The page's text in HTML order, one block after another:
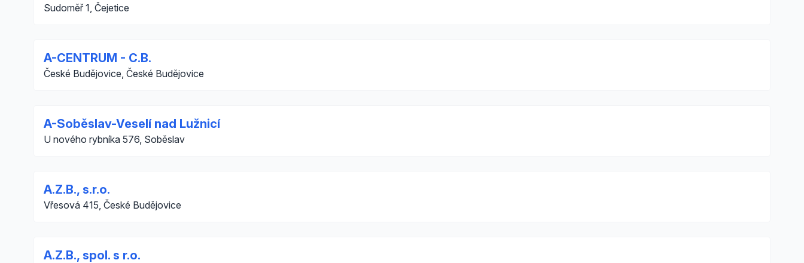
Sudoměř 1, Čejetice
A-CENTRUM - C.B.
České Budějovice, České Budějovice
A-Soběslav-Veselí nad Lužnicí
U nového rybníka 576, Soběslav
A.Z.B., s.r.o.
Vřesová 415, České Budějovice
A.Z.B., spol. s r.o.